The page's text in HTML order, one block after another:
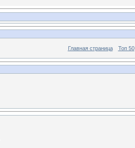
Главная страница Топ 50